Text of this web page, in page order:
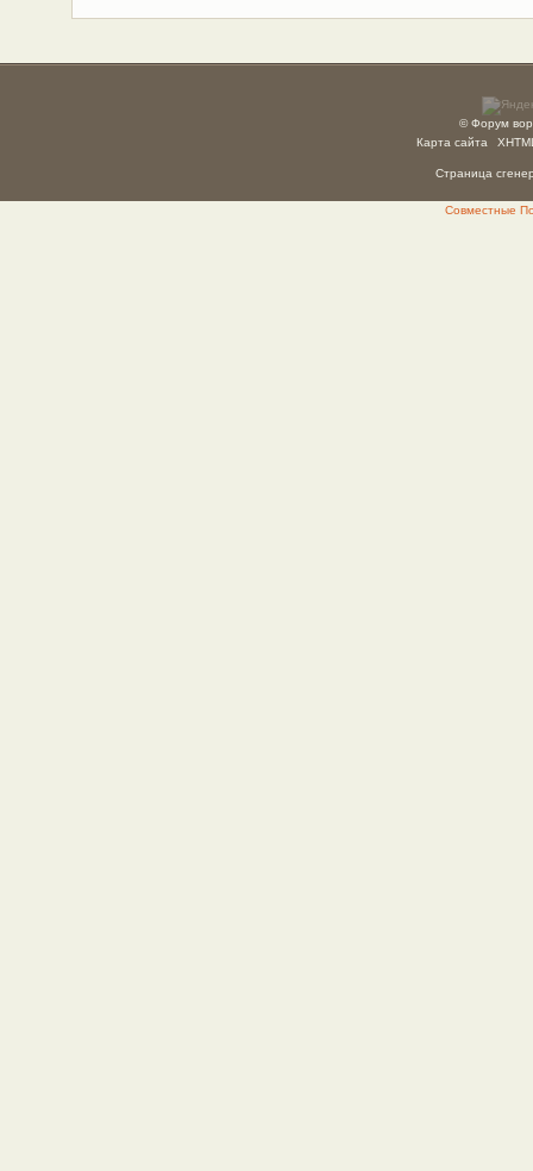
© Форум
Карта сайта
Страница
Совместные